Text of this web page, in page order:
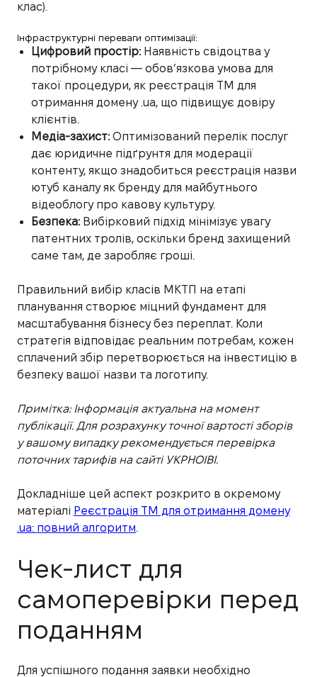
клас).
Інфраструктурні переваги оптимізації:
Цифровий простір:Наявність свідоцтва у
потрібному класі — обов’язкова умова для
такої процедури, як реєстрація ТМ для
отримання домену .ua, що підвищує довіру
клієнтів.
Медіа-захист:Оптимізований перелік послуг
дає юридичне підґрунтя для модерації
контенту, якщо знадобиться реєстрація назви
ютуб каналу як бренду для майбутнього
відеоблогу про кавову культуру.
Безпека:Вибірковий підхід мінімізує увагу
патентних тролів, оскільки бренд захищений
саме там, де заробляє гроші.
Правильний вибір класів МКТП на етапі
планування створює міцний фундамент для
масштабування бізнесу без переплат. Коли
стратегія відповідає реальним потребам, кожен
сплачений збір перетворюється на інвестицію в
безпеку вашої назви та логотипу.
Примітка: Інформація актуальна на момент
публікації. Для розрахунку точної вартості зборів
у вашому випадку рекомендується перевірка
поточних тарифів на сайті УКРНОІВІ.
Докладніше цей аспект розкрито в окремому
матеріалі Реєстрація ТМ для отримання домену
.ua: повний алгоритм.
Чек-лист для
самоперевірки перед
поданням
Для успішного подання заявки необхідно